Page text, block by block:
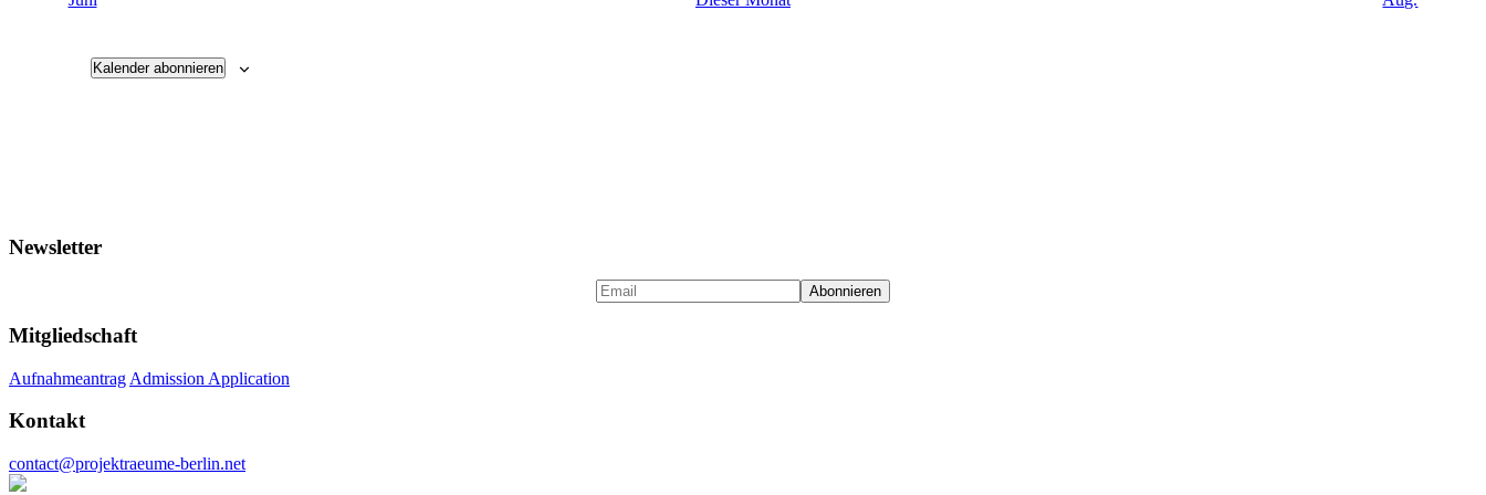
Kalender abonnieren
Newsletter
Mitgliedschaft
Aufnahmeantrag Admission Application
Kontakt
contact@projektraeume-berlin.net